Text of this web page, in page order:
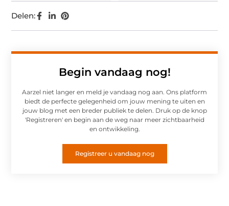
Begin vandaag nog!
Aarzel niet langer en meld je vandaag nog aan. Ons platform
biedt de perfecte gelegenheid om jouw mening te uiten en
jouw blog met een breder publiek te delen. Druk op de knop
'Registreren' en begin aan de weg naar meer zichtbaarheid
en ontwikkeling.
Registreer u vandaag nog
Delen: